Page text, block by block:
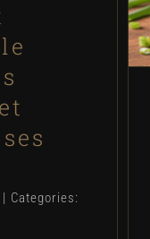
| Categories: